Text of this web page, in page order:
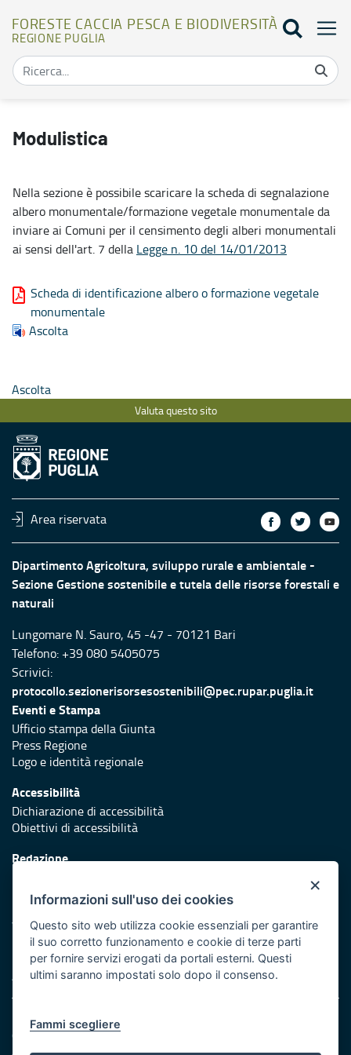
FORESTE CACCIA PESCA E BIODIVERSITÀ
REGIONE PUGLIA
Modulistica
Nella sezione è possibile scaricare la scheda di segnalazione
albero monumentale/formazione vegetale monumentale da
inviare ai Comuni per il censimento degli alberi monumentali
ai sensi dell'art. 7 della Legge n. 10 del 14/01/2013
Scheda di identificazione albero o formazione vegetale
monumentale
Ascolta
Ascolta
Valuta questo sito
Area riservata
Dipartimento Agricoltura, sviluppo rurale e ambientale -
Sezione Gestione sostenibile e tutela delle risorse forestali e
naturali
Lungomare N. Sauro, 45 -47 - 70121 Bari
Telefono: +39 080 5405075
Scrivici:
protocollo.sezionerisorsesostenibili@pec.rupar.puglia.it
Eventi e Stampa
Ufficio stampa della Giunta
Press Regione
Logo e identità regionale
Accessibilità
Dichiarazione di accessibilità
Obiettivi di accessibilità
Redazione
Protezione civile
Vai al sito di Protezione Civile Puglia
Iniziativa finanziata con risorse del POR Puglia 2014/2020 -
Asse XI
Note legali
Cookie e privacy
Amministrazione trasparente
×
Informazioni sull'uso dei cookies
Questo sito web utilizza cookie essenziali per garantire
il suo corretto funzionamento e cookie di terze parti
per fornire servizi erogati da portali esterni. Questi
ultimi saranno impostati solo dopo il consenso.
Fammi scegliere